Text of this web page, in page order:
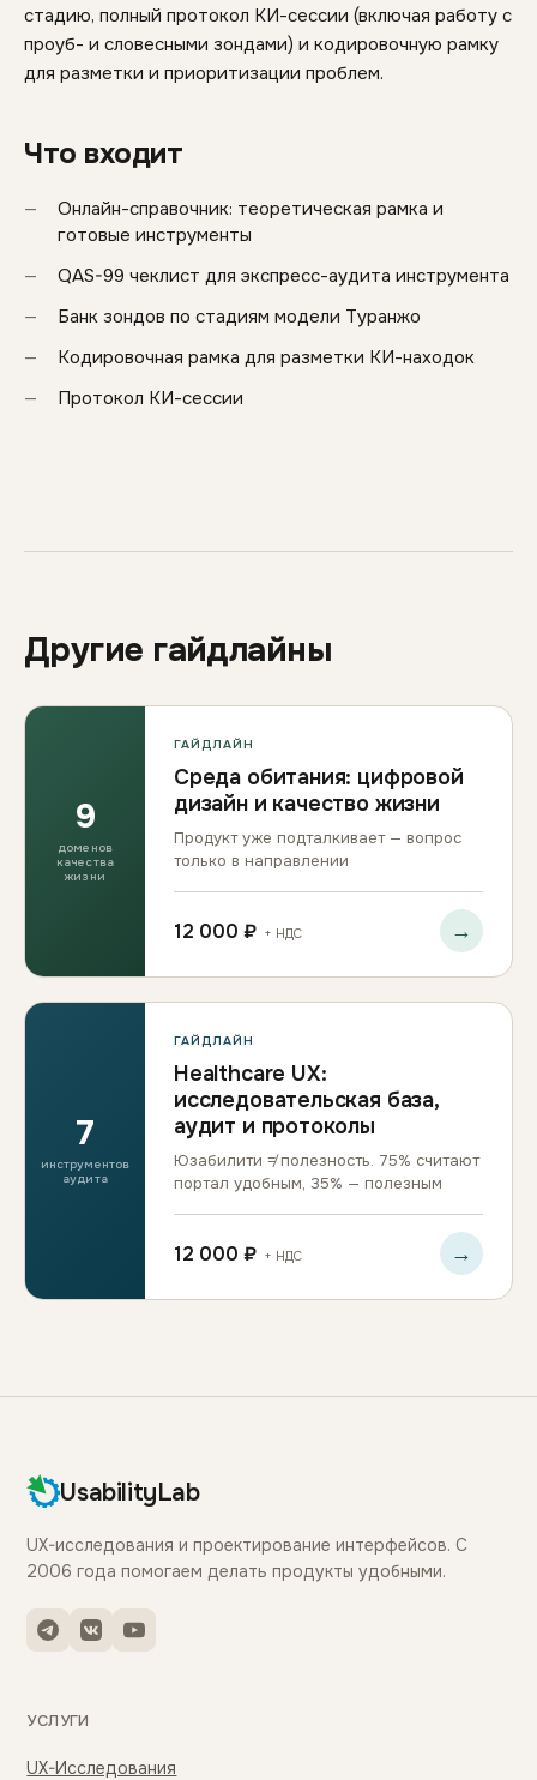
стадию, полный протокол КИ-сессии (включая работу с
проуб- и словесными зондами) и кодировочную рамку
для разметки и приоритизации проблем.
Что входит
Онлайн-справочник: теоретическая рамка и
готовые инструменты
QAS-99 чеклист для экспресс-аудита инструмента
Банк зондов по стадиям модели Туранжо
Кодировочная рамка для разметки КИ-находок
Протокол КИ-сессии
Другие гайдлайны
9
доменов
качества
жизни
ГАЙДЛАЙН
Среда обитания: цифровой
дизайн и качество жизни
Продукт уже подталкивает — вопрос
только в направлении
12 000 ₽ + НДС →
7
инструментов
аудита
ГАЙДЛАЙН
Healthcare UX:
исследовательская база,
аудит и протоколы
Юзабилити ≠ полезность. 75% считают
портал удобным, 35% — полезным
12 000 ₽ + НДС →
UsabilityLab
UX-исследования и проектирование интерфейсов. С
2006 года помогаем делать продукты удобными.
УСЛУГИ
UX-Исследования